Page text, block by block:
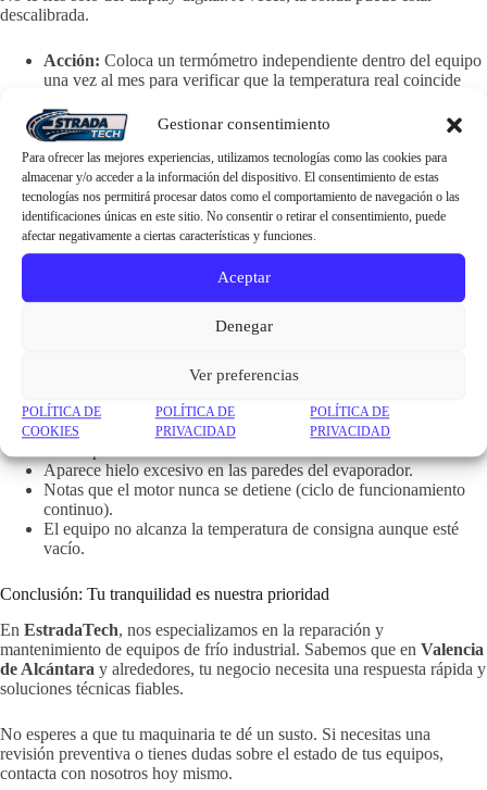
Gestionar consentimiento
Para ofrecer las mejores experiencias, utilizamos tecnologías como las cookies para
almacenar y/o acceder a la información del dispositivo. El consentimiento de estas
tecnologías nos permitirá procesar datos como el comportamiento de navegación o las
identificaciones únicas en este sitio. No consentir o retirar el consentimiento, puede
afectar negativamente a ciertas características y funciones.
Aceptar
Denegar
Ver preferencias
POLÍTICA DE
COOKIES
POLÍTICA DE
PRIVACIDAD
POLÍTICA DE
PRIVACIDAD
descalibrada.
Acción: Coloca un termómetro independiente dentro del equipo
una vez al mes para verificar que la temperatura real coincide
4. Limpieza de drenajes
Si ves agua acumulada en el suelo del equipo, el desagüe
probablemente esté obstruido por restos orgánicos.
Acción:Verifica que los orificios de drenaje estén libres de
restos. Un drenaje obstruido puede causar acumulación de hielo
¿Cuándo es el momento de llamar a un profesional?
El mantenimiento preventivo no sustituye la revisión técnica periódica.
Si detectas alguno de estos síntomas, contacta con nosotros antes de
que la avería sea irreparable:
Aparece hielo excesivo en las paredes del evaporador.
Notas que el motor nunca se detiene (ciclo de funcionamiento
continuo).
El equipo no alcanza la temperatura de consigna aunque esté
vacío.
Conclusión: Tu tranquilidad es nuestra prioridad
En EstradaTech, nos especializamos en la reparación y
mantenimiento de equipos de frío industrial. Sabemos que en Valencia
de Alcántara y alrededores, tu negocio necesita una respuesta rápida y
soluciones técnicas fiables.
No esperes a que tu maquinaria te dé un susto. Si necesitas una
revisión preventiva o tienes dudas sobre el estado de tus equipos,
contacta con nosotros hoy mismo.